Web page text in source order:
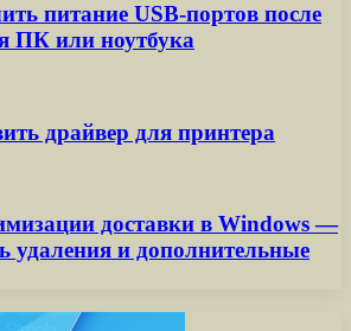
питание USB-портов после
ПК или ноутбука
драйвер для принтера
доставки в Windows —
удаления и дополнительные